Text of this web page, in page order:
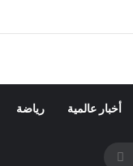
أخبار عالمية رياضة